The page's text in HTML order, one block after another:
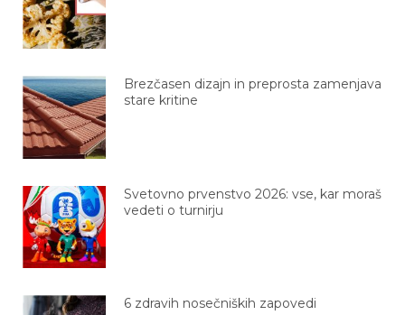
Brezčasen dizajn in preprosta zamenjava
stare kritine
Svetovno prvenstvo 2026: vse, kar moraš
vedeti o turnirju
6 zdravih nosečniških zapovedi